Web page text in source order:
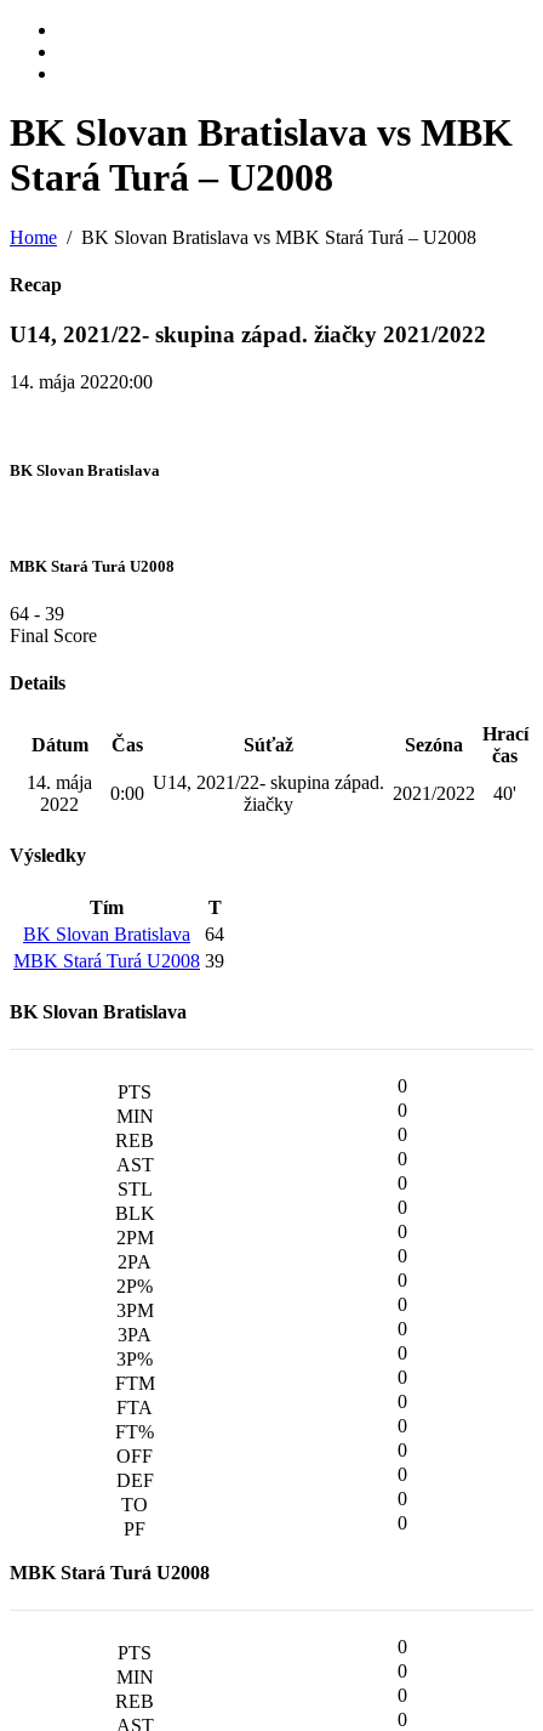
BK Slovan Bratislava vs MBK
Stará Turá – U2008
Home BK Slovan Bratislava vs MBK Stará Turá – U2008
Recap
U14, 2021/22- skupina západ. žiačky 2021/2022
14. mája 20220:00
BK Slovan Bratislava
MBK Stará Turá U2008
64 - 39
Final Score
Details
Dátum Čas Súťaž Sezóna
Hrací
čas
14. mája
2022
0:00
U14, 2021/22- skupina západ.
žiačky
2021/2022 40'
Výsledky
Tím
T
BK Slovan Bratislava
64
MBK Stará Turá U2008 39
BK Slovan Bratislava
0
0
0
0
0
0
0
0
0
0
0
0
0
0
0
0
0
0
0
MBK Stará Turá U2008
0
0
0
0